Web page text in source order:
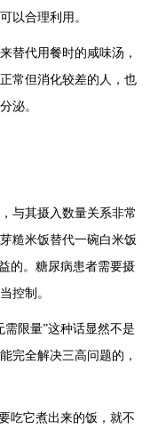
以合理利用。
替代用餐时的咸味汤，
常但消化较差的人，也
泌。
与其摄入数量关系非常
糙米饭替代一碗白米饭
的。糖尿病患者需要摄
控制。
限量”这种话显然不是
完全解决三高问题的，
吃它煮出来的饭，就不